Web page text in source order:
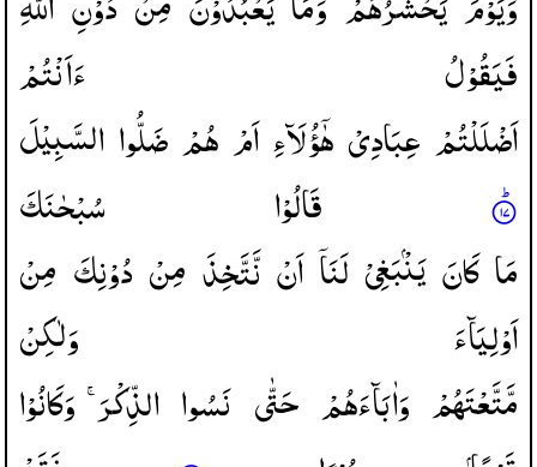
فَیَقُوْلُ
ءَاَنْتُمْ
اَضْلَلْتُمْ عِبَادِیْ هٰۤؤُلَآءِ اَمْ هُمْضَلُّوا السَّبِیْلَ
قَالُوْا
سُبْحٰنَكَ
مَا كَانَ یَنْۢبَغِیْ لَنَاۤ اَنْ نَّتَّخِذَ مِنْ دُوْنِكَ مِنْ
اَوْلِیَآءَ
وَلٰكِنْ
مَّتَّعْتَهُمْ وَاٰبَآءَهُمْ حَتّٰی نَسُوا الذِّكْرَ ۚ وَكَانُوْا